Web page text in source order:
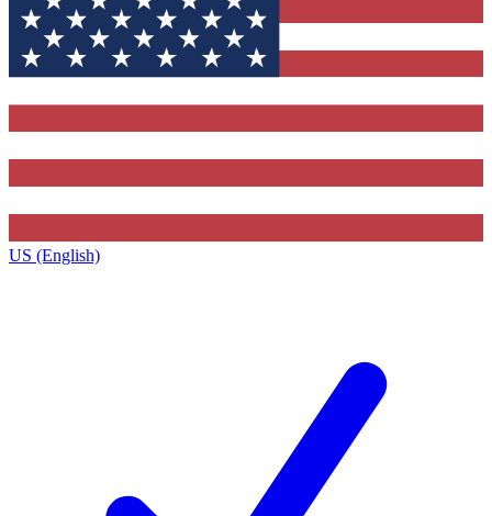
US (English)